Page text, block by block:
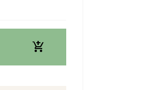
add_shopping_cart